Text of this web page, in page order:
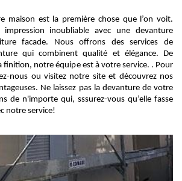
maison est la première chose que l’on voit.
impression inoubliable avec une devanture
facade. Nous offrons des services de
qui combinent qualité et élégance. De
finition, notre équipe est à votre service. . Pour
nous ou visitez notre site et découvrez nos
Ne laissez pas la devanture de votre
de n'importe qui, sssurez-vous qu’elle fasse
notre service!